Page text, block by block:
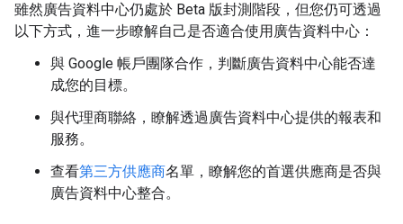
雖然廣告資料中心仍處於 Beta 版封測階段，但您仍可透過
以下方式，進一步瞭解自己是否適合使用廣告資料中心：
與 Google 帳戶團隊合作，判斷廣告資料中心能否達
成您的目標。
與代理商聯絡，瞭解透過廣告資料中心提供的報表和
服務。
查看第三方供應商名單，瞭解您的首選供應商是否與
廣告資料中心整合。